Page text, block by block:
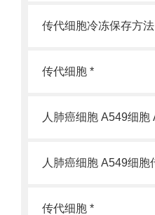
传代细胞冷冻保存方法
传代细胞 *
人肺癌细胞 A549细胞
传代细胞 *